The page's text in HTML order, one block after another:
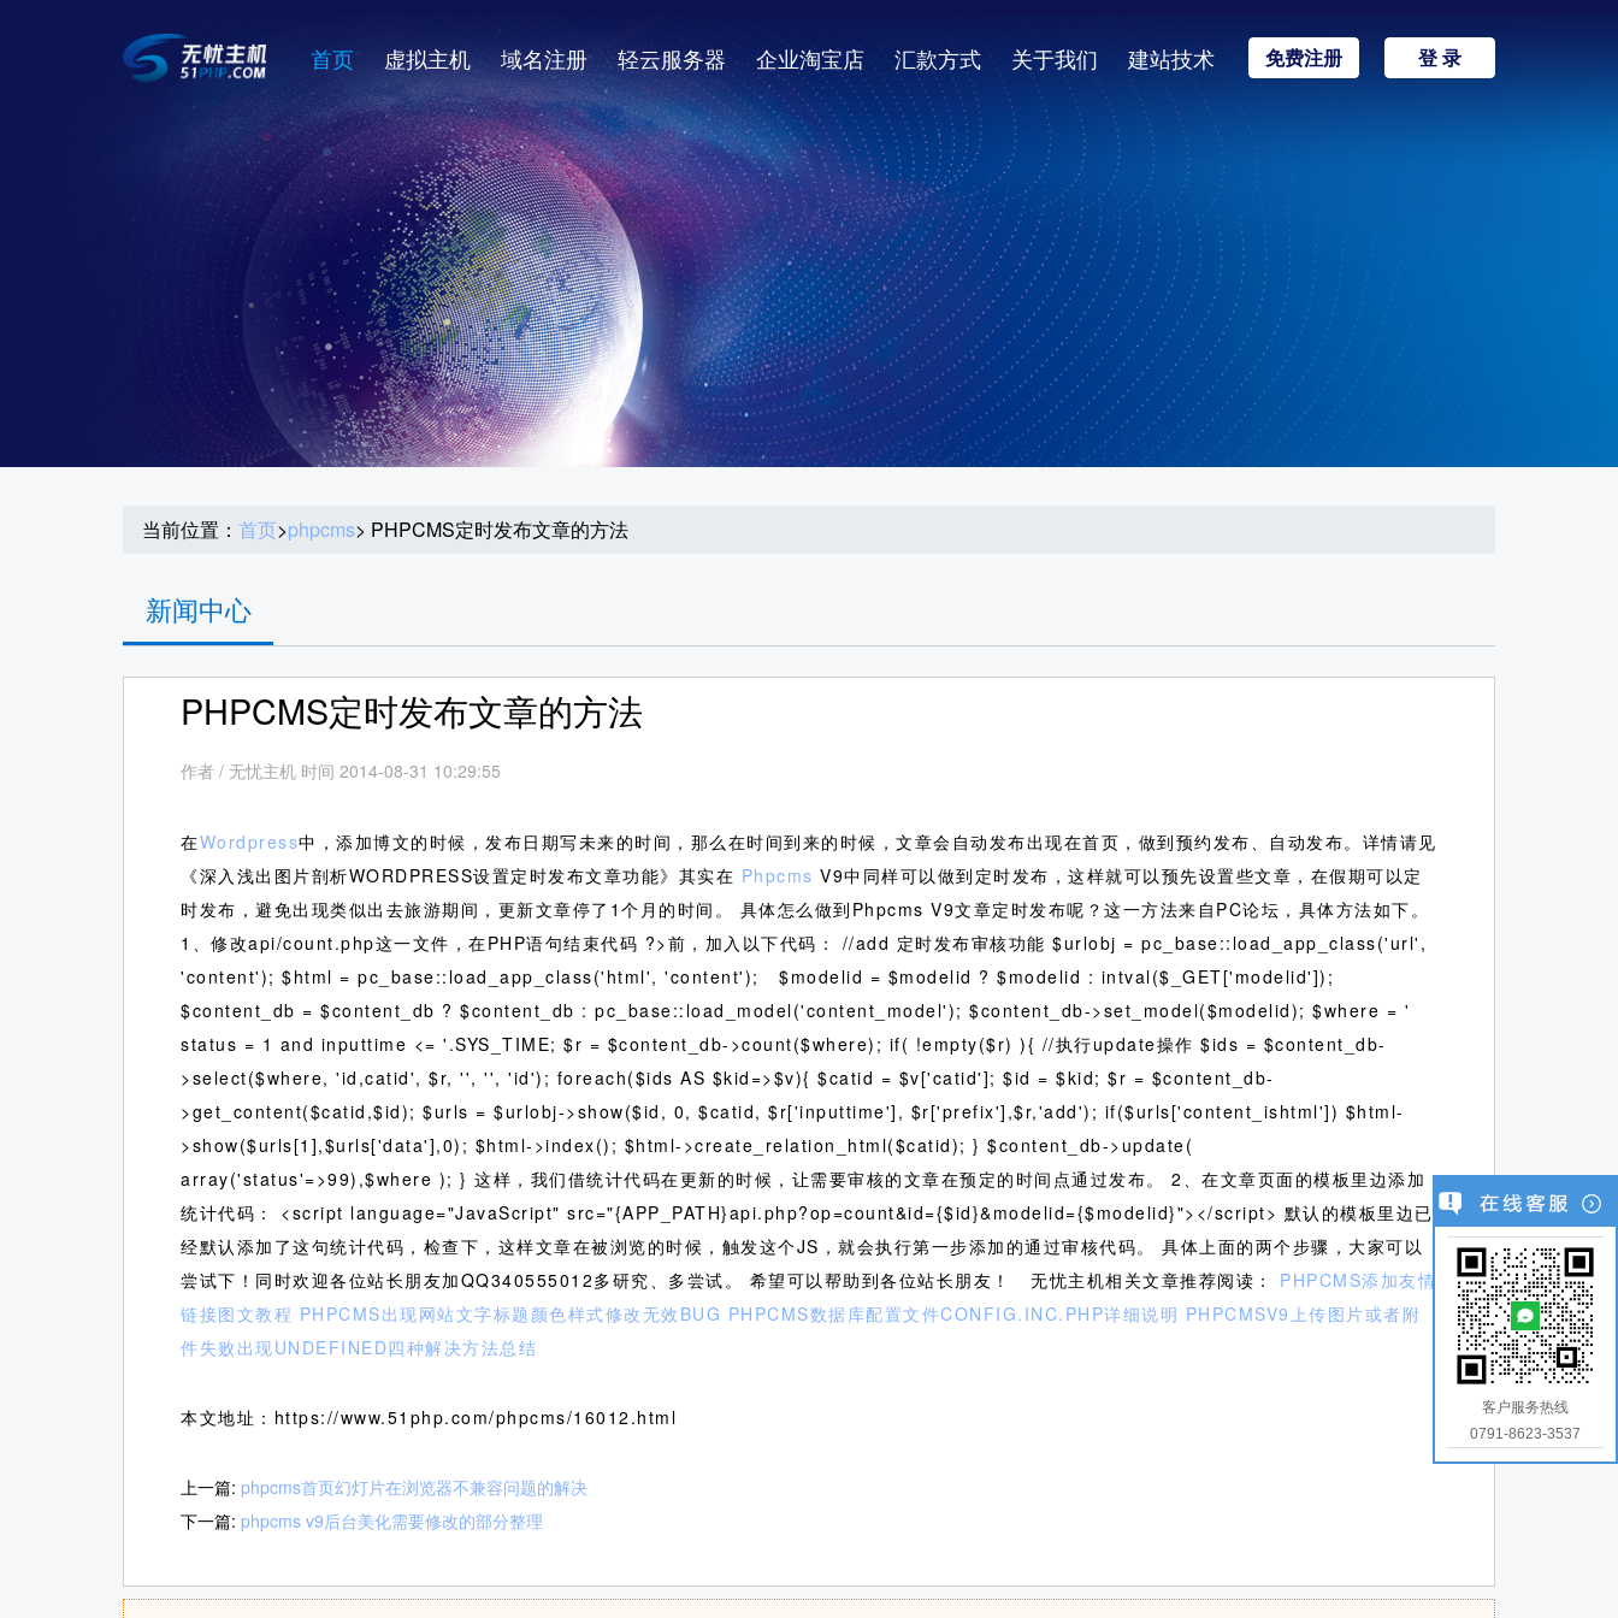
首页 虚拟主机 域名注册 轻云服务器 企业淘宝店 汇款方式 关于我们 建站技术 免费注册 登 录
当前位置： 首页>phpcms> PHPCMS定时发布文章的方法
新闻中心
PHPCMS定时发布文章的方法
作者 / 无忧主机 时间 2014-08-31 10:29:55
在Wordpress中，添加博文的时候，发布日期写未来的时间，那么在时间到来的时候，文章会自动发布出现在首页，做到预约发布、自动发布。详情请见
《深入浅出图片剖析WORDPRESS设置定时发布文章功能》其实在 Phpcms V9中同样可以做到定时发布，这样就可以预先设置些文章，在假期可以定
时发布，避免出现类似出去旅游期间，更新文章停了1个月的时间。
具体怎么做到Phpcms V9文章定时发布呢？这一方法来自PC论坛，具体方法如下。
1、修改api/count.php这一文件，在PHP语句结束代码 ?>前，加入以下代码： //add 定时发布审核功能 $urlobj = pc_base::load_app_class('url',
'content'); $html = pc_base::load_app_class('html', 'content'); $modelid = $modelid ? $modelid : intval($_GET['modelid']);
$content_db = $content_db ? $content_db : pc_base::load_model('content_model'); $content_db->set_model($modelid); $where = '
status = 1 and inputtime <= '.SYS_TIME; $r = $content_db->count($where); if( !empty($r) ){ //执行update操作 $ids = $content_db-
>select($where, 'id,catid', $r, '', '', 'id'); foreach($ids AS $kid=>$v){ $catid = $v['catid']; $id = $kid; $r = $content_db-
>get_content($catid,$id); $urls = $urlobj->show($id, 0, $catid, $r['inputtime'], $r['prefix'],$r,'add'); if($urls['content_ishtml']) $html-
>show($urls[1],$urls['data'],0); $html->index(); $html->create_relation_html($catid); } $content_db->update(
array('status'=>99),$where ); } 这样，我们借统计代码在更新的时候，让需要审核的文章在预定的时间点通过发布。 2、在文章页面的模板里边添加
统计代码： <script language="JavaScript" src="{APP_PATH}api.php?op=count&id={$id}&modelid={$modelid}"></script> 默认的模板里边已
经默认添加了这句统计代码，检查下，这样文章在被浏览的时候，触发这个JS，就会执行第一步添加的通过审核代码。 具体上面的两个步骤，大家可以
尝试下！同时欢迎各位站长朋友加QQ340555012多研究、多尝试。 希望可以帮助到各位站长朋友！ 无忧主机相关文章推荐阅读： PHPCMS添加友情
链接图文教程 PHPCMS出现网站文字标题颜色样式修改无效BUG PHPCMS数据库配置文件CONFIG.INC.PHP详细说明 PHPCMSV9上传图片或者附
件失败出现UNDEFINED四种解决方法总结
本文地址：https://www.51php.com/phpcms/16012.html
上一篇: phpcms首页幻灯片在浏览器不兼容问题的解决
下一篇: phpcms v9后台美化需要修改的部分整理
客户服务热线
0791-8623-3537